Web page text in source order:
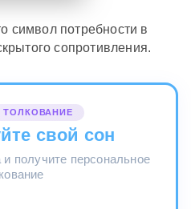
символ потребности в
сопротивления.
свой сон
получите персональное